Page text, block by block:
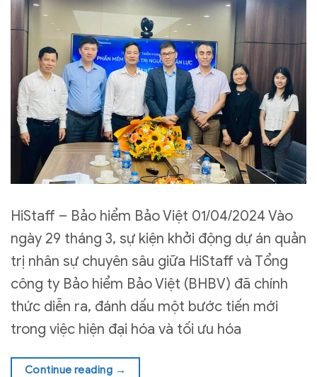
HiStaff – Bảo hiểm Bảo Việt 01/04/2024 Vào
ngày 29 tháng 3, sự kiện khởi động dự án quản
trị nhân sự chuyên sâu giữa HiStaff và Tổng
công ty Bảo hiểm Bảo Việt (BHBV) đã chính
thức diễn ra, đánh dấu một bước tiến mới
trong việc hiện đại hóa và tối ưu hóa
Continue reading →